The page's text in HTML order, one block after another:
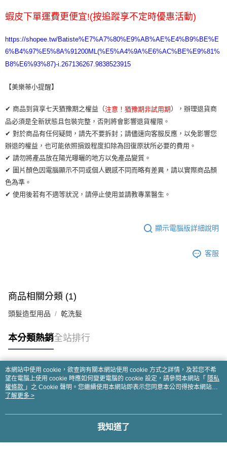
蝦皮下單運費更便宜!(按追蹤享不定時優惠活動)
https://shopee.tw/Batiste%E7%A7%80%E9%AB%AE%E4%B9%BE%E
6%B4%97%E5%8A%91200ML(%E5%A4%9A%E6%AC%BE%E9%81%
B8%E6%93%87)-i.267136267.9838523915
【美樂蒂小提醒】
✔ 商品到貨享七天猶豫期之權益（注意！猶豫期非試用期），辦理退貨商
品必須是全新狀態且包裝完整，否則將會影響退貨權限。
✔ 對於商品有任何疑問，請先不要拆封；請儘速向客服反應，以免影響您
辦退的權益，也可能依照損毀程度扣除為回復原狀所必要的費用。
✔ 請勿將產品放在陽光曝曬的地方以免產品變質。
✔ 圖片顏色因電腦顯示不同或個人觀感不同而略有差異，請以實際商品顏
色為準。
✔ 使用後若有不適等狀況，請停止使用並請教專業醫生。
顯示電腦版詳細說明
客服
商品相關分類 (1)
頭髮造型用品 乾洗髮
本分類熱銷全站排行
熱門標籤
本網站中使用 cookie，欲查詢有關本網站使用 cookie 方式之詳情，及若您不希
望在電腦上使用 cookie 時應如何變更電腦的 cookie 設定，請參閱本網站「 隱私
權條款 」之 Cookie 聲明。您繼續使用本網站即表示您同意本公司得按本網站使
用條款之 Cookie 聲明使用 cookie。
了解更多 >
我知道了